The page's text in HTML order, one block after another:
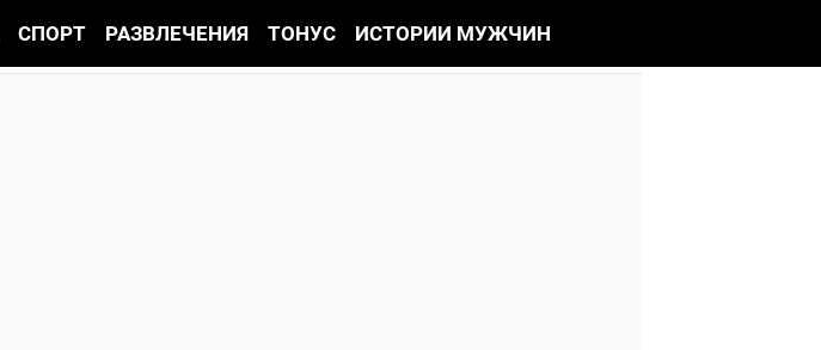
СПОРТ РАЗВЛЕЧЕНИЯ ТОНУС ИСТОРИИ МУЖЧИН